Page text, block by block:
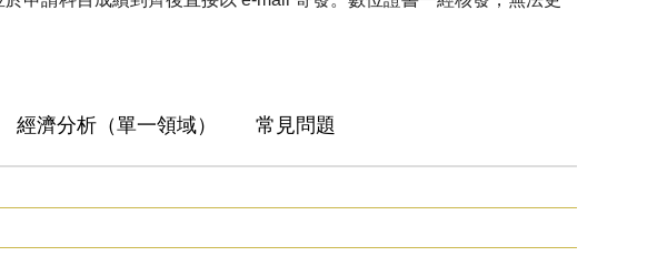
經濟分析（單一領域） 常見問題